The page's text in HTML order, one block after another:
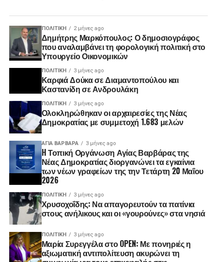
ΠΟΛΙΤΙΚΉ 2 μήνες ago
Δημήτρης Μαρκόπουλος: Ο δημοσιογράφος
που αναλαμβάνει τη φορολογική πολιτική στο
Υπουργείο Οικονομικών
ΠΟΛΙΤΙΚΉ 3 μήνες ago
Καρφιά Δούκα σε Διαμαντοπούλου και
Καστανίδη σε Ανδρουλάκη
ΠΟΛΙΤΙΚΉ 3 μήνες ago
Ολοκληρώθηκαν οι αρχαιρεσίες της Νέας
Δημοκρατίας με συμμετοχή 1.683 μελών
ΑΓΙΑ ΒΑΡΒΑΡΑ 3 μήνες ago
H Τοπική Οργάνωση Αγίας Βαρβάρας της
Νέας Δημοκρατίας διοργανώνει τα εγκαίνια
των νέων γραφείων της την Τετάρτη 20 Μαΐου
2026
ΠΟΛΙΤΙΚΉ 3 μήνες ago
Χρυσοχοΐδης: Να απαγορευτούν τα πατίνια
στους ανήλικους και οι «γουρούνες» στα νησιά
ΠΟΛΙΤΙΚΉ 3 μήνες ago
Μαρία Συρεγγέλα στο OPEN: Με πονηριές η
αξιωματική αντιπολίτευση ακυρώνει τη